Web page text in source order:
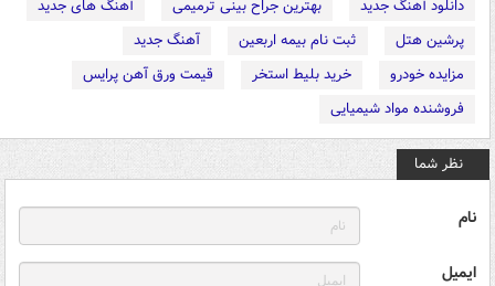
دانلود آهنگ جدید بهترین جراح بینی ترمیمی
آهنگ های جدید
پرشین هتل
ثبت نام بیمه اربعین
آهنگ جدید
مزایده خودرو
خرید بلیط استخر
قیمت ورق آهن پرایس
فروشنده مواد شیمیایی
نظر شما
نام
ایمیل